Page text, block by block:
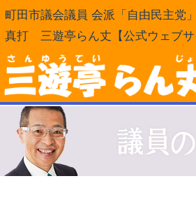
町田市議会議員 会派「自由民主党
真打 三遊亭らん丈【公式ウェブサ